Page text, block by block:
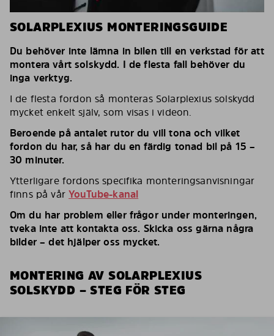
SOLARPLEXIUS MONTERINGSGUIDE
Du behöver inte lämna in bilen till en verkstad för att
montera vårt solskydd. I de flesta fall behöver du
inga verktyg.
I de flesta fordon så monteras Solarplexius solskydd
mycket enkelt själv, som visas i videon.
Beroende på antalet rutor du vill tona och vilket
fordon du har, så har du en färdig tonad bil på 15 –
30 minuter.
Ytterligare fordons specifika monteringsanvisningar
finns på vårYouTube-kanal
Om du har problem eller frågor under monteringen,
tveka inte att kontakta oss. Skicka oss gärna några
bilder – det hjälper oss mycket.
MONTERING AV SOLARPLEXIUS
SOLSKYDD – STEG FÖR STEG